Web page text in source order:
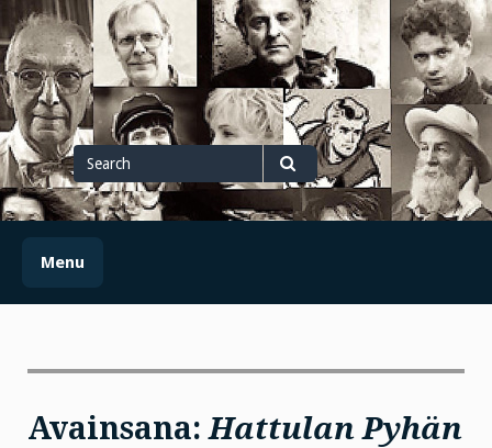
Skip
to
content
Search
for
Search
Menu
Avainsana:Hattulan Pyhän